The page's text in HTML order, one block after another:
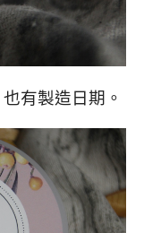
有製造日期。